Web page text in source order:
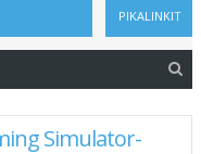
PIKALINKIT
Simulator-